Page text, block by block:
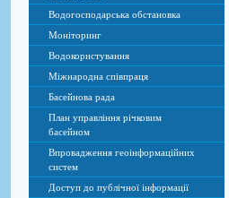
Водогосподарська обстановка
Моніторинг
Водокористування
Міжнародна співпраця
Басейнова рада
План управління річковим
басейном
Впровадження геоінформаційних
систем
Доступ до публічної інформації